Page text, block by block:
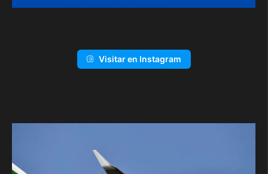
Visitar en Instagram